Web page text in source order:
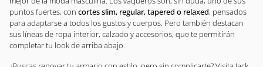
puntos fuertes, con cortes slim, regular, tapered o relaxed, pensados
para adaptarse a todos los gustos y cuerpos. Pero también destacan
sus líneas de ropa interior, calzado y accesorios, que te permitirán
completar tu look de arriba abajo.